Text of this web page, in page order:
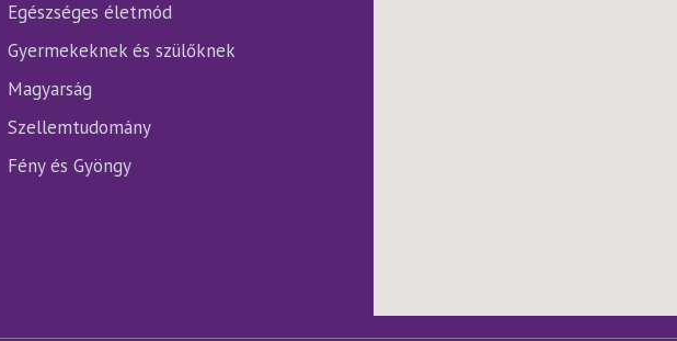
Egészséges életmód
Gyermekeknek és szülőknek
Magyarság
Szellemtudomány
Fény és Gyöngy